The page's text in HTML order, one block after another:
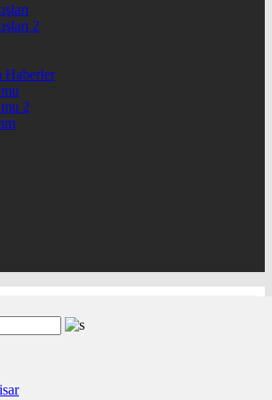
2
Haberler
2